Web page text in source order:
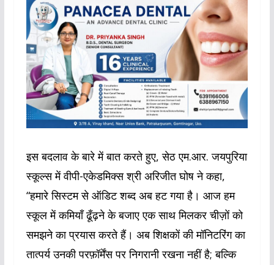
इस बदलाव के बारे में बात करते हुए, सेठ एम.आर. जयपुरिया
स्कूल्स में वीपी-एकेडमिक्स श्री अरिजीत घोष ने कहा,
“हमारे सिस्टम से ऑडिट शब्द अब हट गया है। आज हम
स्कूल में कमियाँ ढूँढ़ने के बजाए एक साथ मिलकर चीज़ों को
समझने का प्रयास करते हैं। अब शिक्षकों की मॉनिटरिंग का
तात्पर्य उनकी परफ़ॉर्मेंस पर निगरानी रखना नहीं है; बल्कि